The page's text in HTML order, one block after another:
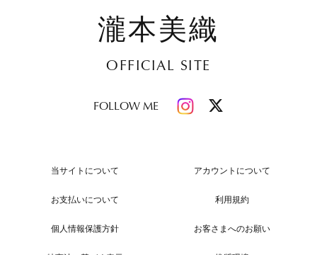
瀧本美織
OFFICIAL SITE
FOLLOW ME
当サイトについて アカウントについて
お支払いについて 利用規約
個人情報保護方針 お客さまへのお願い